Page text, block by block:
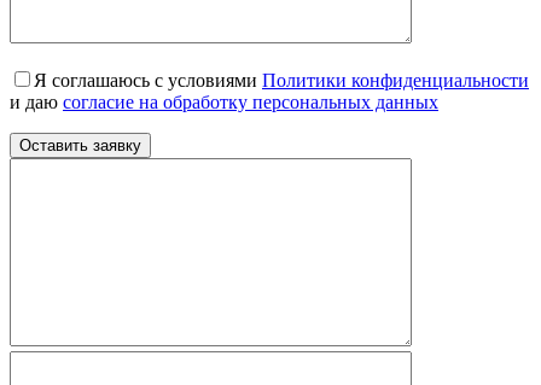
Я соглашаюсь с условиями Политики конфиденциальности
и даю согласие на обработку персональных данных